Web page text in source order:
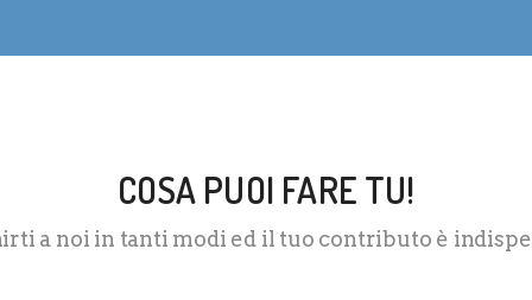
COSA PUOI FARE TU!
a noi in tanti modi ed il tuo contributo è